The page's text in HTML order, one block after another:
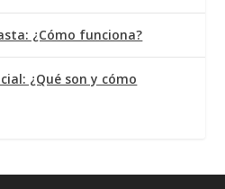
¿Cómo funciona?
¿Qué son y cómo